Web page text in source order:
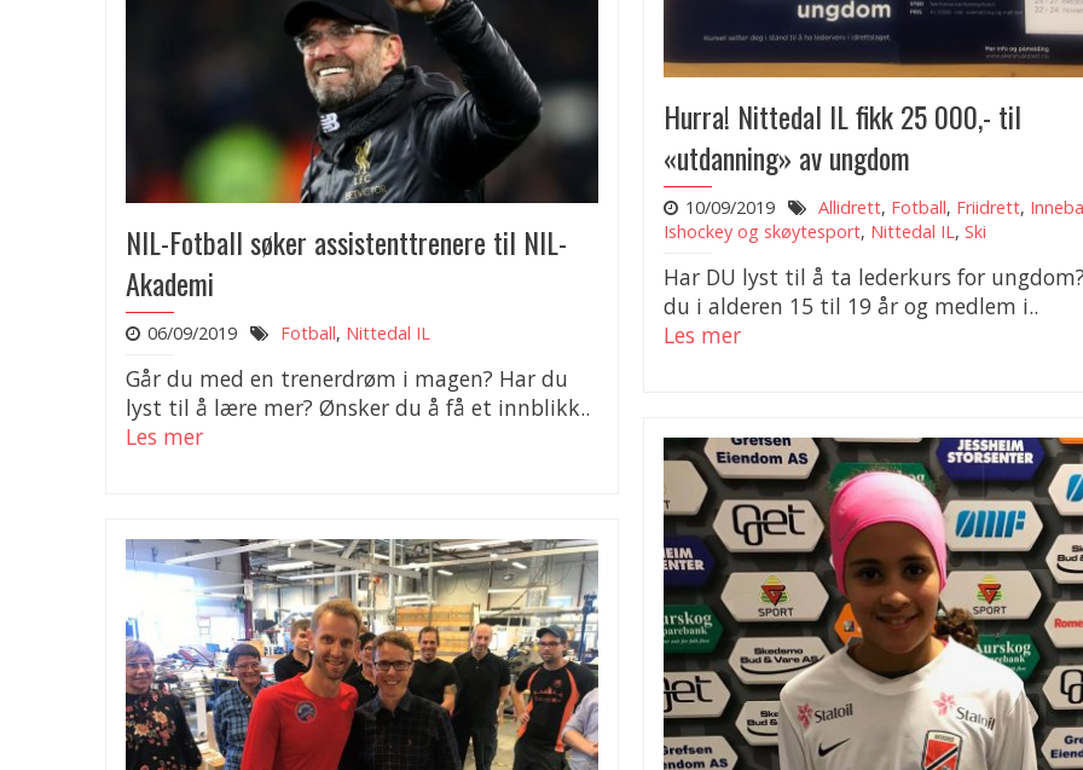
Hurra! Nittedal IL fikk 25 000,- til
«utdanning» av ungdom
10/09/2019 Allidrett, Fotball, Friidrett,
Ishockey og skøytesport, Nittedal IL, Ski
Har DU lyst til å ta lederkurs for
du i alderen 15 til 19 år og medlem i..
Les mer
NIL-Fotball søker assistenttrenere til NIL-
Akademi
06/09/2019 Fotball, Nittedal IL
Går du med en trenerdrøm i magen? Har du
lyst til å lære mer? Ønsker du å få et innblikk..
Les mer